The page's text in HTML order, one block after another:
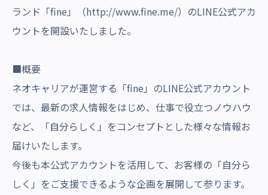
ランド「fine」（http://www.fine.me/）のLINE公式アカ
ウントを開設いたしました。
■概要
ネオキャリアが運営する「fine」のLINE公式アカウント
では、最新の求人情報をはじめ、仕事で役立つノウハウ
など、「自分らしく」をコンセプトとした様々な情報お
届けいたします。
今後も本公式アカウントを活用して、お客様の「自分ら
しく」をご支援できるような企画を展開して参ります。